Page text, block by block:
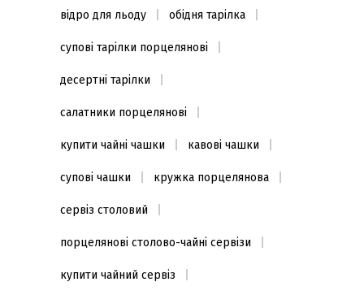
відро для льоду обідня тарілка
супові тарілки порцелянові
десертні тарілки
салатники порцелянові
купити чайні чашки кавові чашки
супові чашки кружка порцелянова
сервіз столовий
порцелянові столово-чайні сервізи
купити чайний сервіз